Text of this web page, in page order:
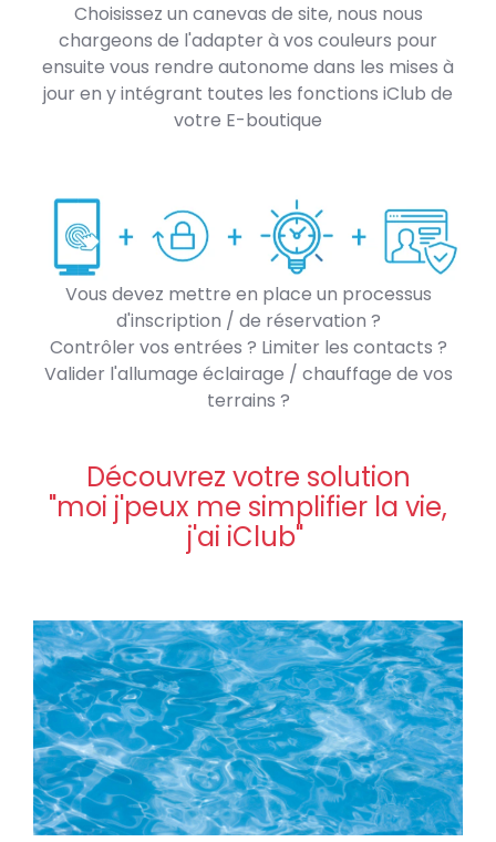
Choisissez un canevas de site, nous nous
chargeons de l'adapter à vos couleurs pour
ensuite vous rendre autonome dans les mises à
jour en y intégrant toutes les fonctions iClub de
votre E-boutique
Vous devez mettre en place un processus
d'inscription / de réservation ?
Contrôler vos entrées ? Limiter les contacts ?
Valider l'allumage éclairage / chauffage de vos
terrains ?
Découvrez votre solution
"moi j'peux me simplifier la vie,
j'ai iClub"